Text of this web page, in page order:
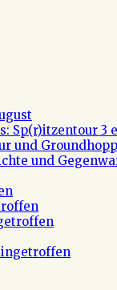
Sp(r)itzentour 3
und
und